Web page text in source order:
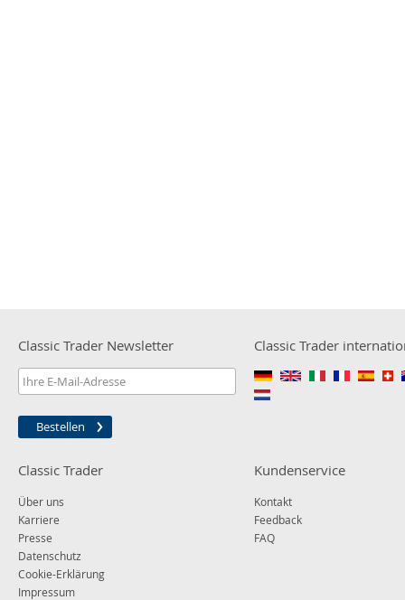
Classic Trader Newsletter
Bestellen
Classic Trader
Classic Trader
Über uns
Karriere
Presse
Datenschutz
Cookie-Erklärung
Impressum
Kundenservice
Kontakt
Feedback
FAQ